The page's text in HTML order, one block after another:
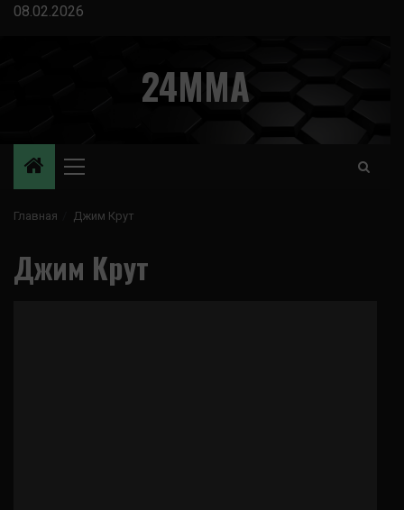
Перейти
08.02.2026
24MMA
Основное
Главная Джим Крут
Джим Крут